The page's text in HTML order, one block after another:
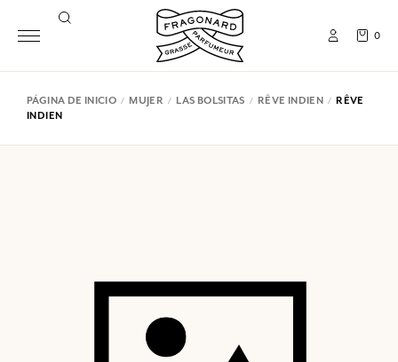
0
PÁGINA DE INICIO MUJER LAS BOLSITAS RÊVE INDIEN
RÊVE
INDIEN